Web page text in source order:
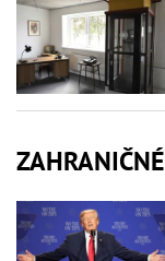
ZAHRANIČNÉ